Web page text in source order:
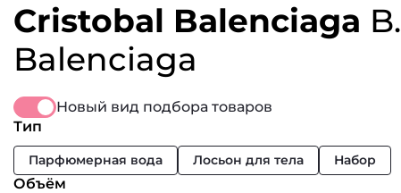
Cristobal Balenciaga B.
Balenciaga
Новый вид подбора товаров
Тип
Парфюмерная вода Лосьон для тела Набор
Объём